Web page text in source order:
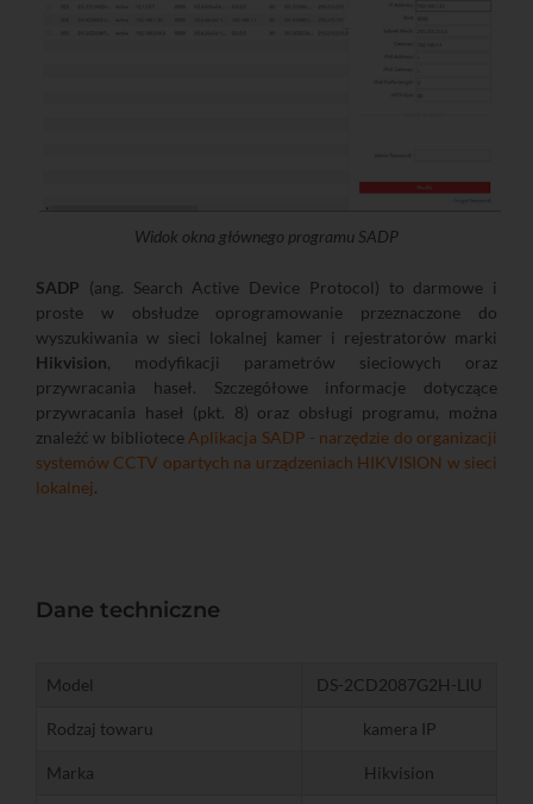
Widok okna głównego programu SADP
SADP (ang. Search Active Device Protocol) to darmowe i
proste w obsłudze oprogramowanie przeznaczone do
wyszukiwania w sieci lokalnej kamer i rejestratorów marki
Hikvision, modyfikacji parametrów sieciowych oraz
przywracania haseł. Szczegółowe informacje dotyczące
przywracania haseł (pkt. 8) oraz obsługi programu, można
znaleźć w bibliotece Aplikacja SADP - narzędzie do organizacji
systemów CCTV opartych na urządzeniach HIKVISION w sieci
lokalnej.
Dane techniczne
Model DS-2CD2087G2H-LIU
Rodzaj towaru kamera IP
Marka Hikvision